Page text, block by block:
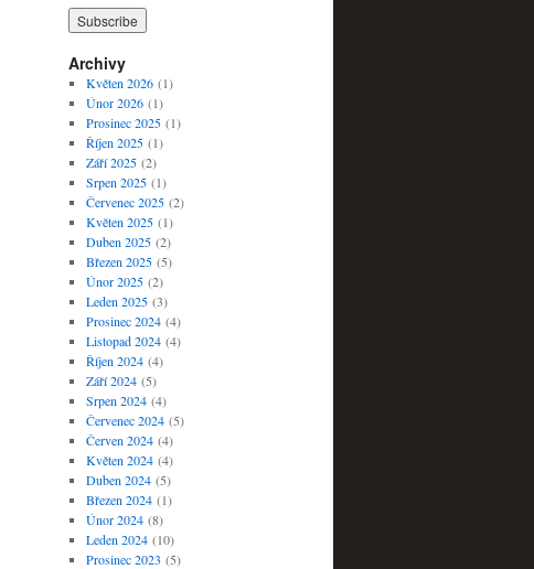
Archivy
Květen 2026(1)
Únor 2026(1)
Prosinec 2025(1)
Říjen 2025(1)
Září 2025(2)
Srpen 2025(1)
Červenec 2025(2)
Květen 2025(1)
Duben 2025(2)
Březen 2025(5)
Únor 2025(2)
Leden 2025(3)
Prosinec 2024(4)
Listopad 2024(4)
Říjen 2024(4)
Září 2024(5)
Srpen 2024(4)
Červenec 2024(5)
Červen 2024(4)
Květen 2024(4)
Duben 2024(5)
Březen 2024(1)
Únor 2024(8)
Leden 2024(10)
Prosinec 2023 (5)